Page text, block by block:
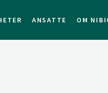
ANSATTE OM